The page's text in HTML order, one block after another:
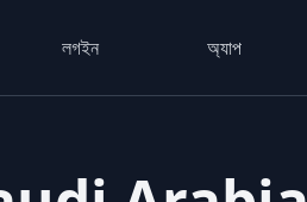
লগইন অ্যাপ